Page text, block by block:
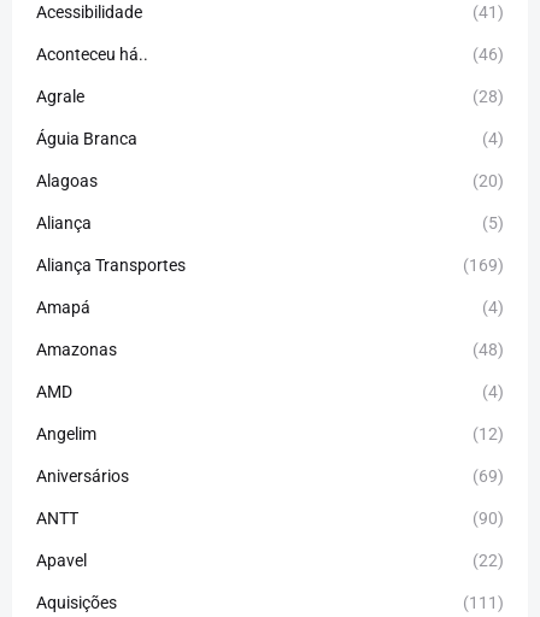
Acessibilidade (41)
Aconteceu há.. (46)
Agrale (28)
Águia Branca (4)
Alagoas (20)
Aliança (5)
Aliança Transportes (169)
Amapá (4)
Amazonas (48)
AMD (4)
Angelim (12)
Aniversários (69)
ANTT (90)
Apavel (22)
Aquisições (111)